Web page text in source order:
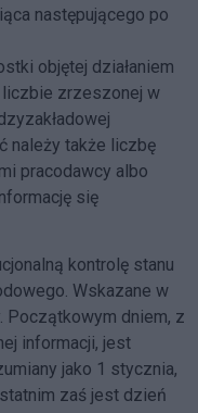
następującego po
objętej działaniem
liczbie zrzeszonej w
należy także liczbę
pracodawcy albo
się
kontrolę stanu
Wskazane w
Początkowym dniem, z
informacji, jest
jako 1 stycznia,
zaś jest dzień